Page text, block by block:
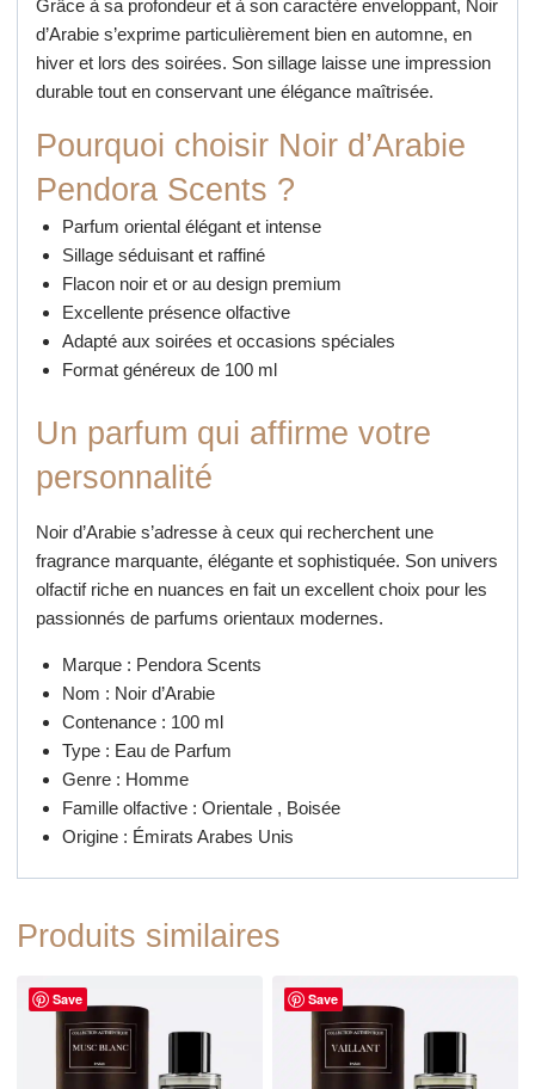
Grâce à sa profondeur et à son caractère enveloppant, Noir
d’Arabie s’exprime particulièrement bien en automne, en
hiver et lors des soirées. Son sillage laisse une impression
durable tout en conservant une élégance maîtrisée.
Pourquoi choisir Noir d’Arabie
Pendora Scents ?
Parfum oriental élégant et intense
Sillage séduisant et raffiné
Flacon noir et or au design premium
Excellente présence olfactive
Adapté aux soirées et occasions spéciales
Format généreux de 100 ml
Un parfum qui affirme votre
personnalité
Noir d’Arabie s’adresse à ceux qui recherchent une
fragrance marquante, élégante et sophistiquée. Son univers
olfactif riche en nuances en fait un excellent choix pour les
passionnés de parfums orientaux modernes.
Marque : Pendora Scents
Nom : Noir d’Arabie
Contenance : 100 ml
Type : Eau de Parfum
Genre : Homme
Famille olfactive : Orientale , Boisée
Origine : Émirats Arabes Unis
Produits similaires
Save Save